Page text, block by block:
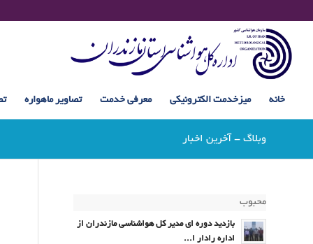
خانه میزخدمت الکترونیکی معرفی خدمت تصاویر ماهواره
وبلاگ - آخرین اخبار
محبوب
بازدید دوره ای مدیر کل هواشناسی مازندران از
اداره رادار ا...